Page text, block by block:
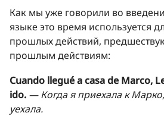
Как мы уже говорили во
языке это время используется
прошлых действий,
прошлым действиям:
Cuando llegué a casa de Marco,
ido. — Когда я приехала к
уехала.